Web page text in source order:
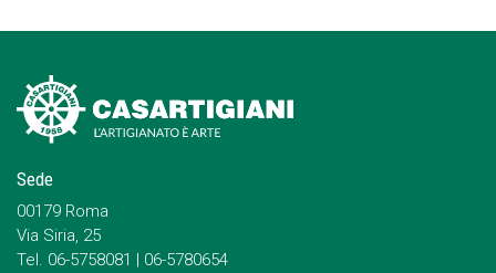
Sede
00179 Roma
Via Siria, 25
Tel. 06-5758081 | 06-5780654